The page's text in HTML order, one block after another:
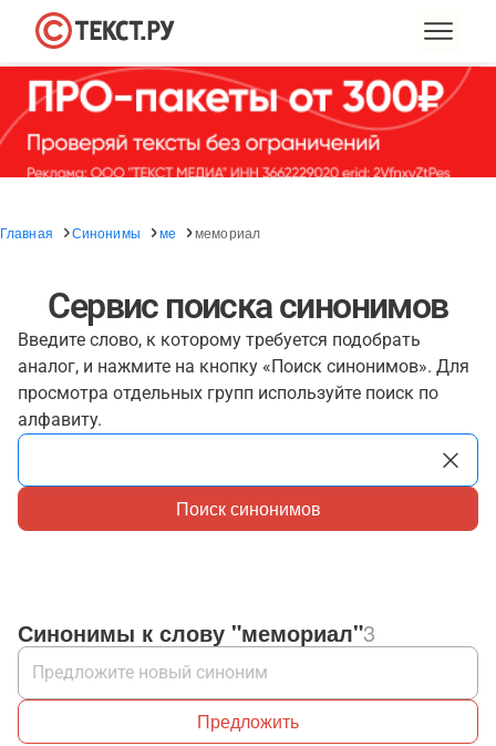
Главная Синонимы ме мемориал
Сервис поиска синонимов
Введите слово, к которому требуется подобрать
аналог, и нажмите на кнопку «Поиск синонимов». Для
просмотра отдельных групп используйте поиск по
алфавиту.
Поиск синонимов
Синонимы к слову "мемориал"3
Предложить